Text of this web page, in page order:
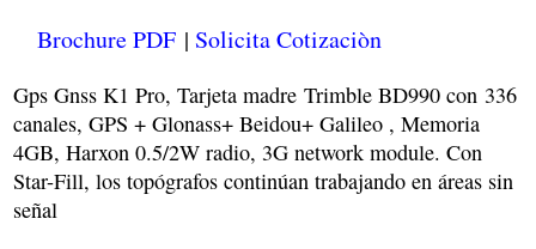
Brochure PDF | Solicita Cotizaciòn
Gps Gnss K1 Pro, Tarjeta madre Trimble BD990 con 336
canales, GPS + Glonass+ Beidou+ Galileo , Memoria
4GB, Harxon 0.5/2W radio, 3G network module. Con
Star-Fill, los topógrafos continúan trabajando en áreas sin
señal